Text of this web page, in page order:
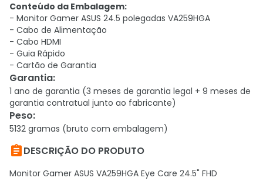
Conteúdo da Embalagem:
- Monitor Gamer ASUS 24.5 polegadas VA259HGA
- Cabo de Alimentação
- Cabo HDMI
- Guia Rápido
- Cartão de Garantia
Garantia:
1 ano de garantia (3 meses de garantia legal + 9 meses de
garantia contratual junto ao fabricante)
Peso:
5132 gramas (bruto com embalagem)
DESCRIÇÃO DO PRODUTO
Monitor Gamer ASUS VA259HGA Eye Care 24.5" FHD